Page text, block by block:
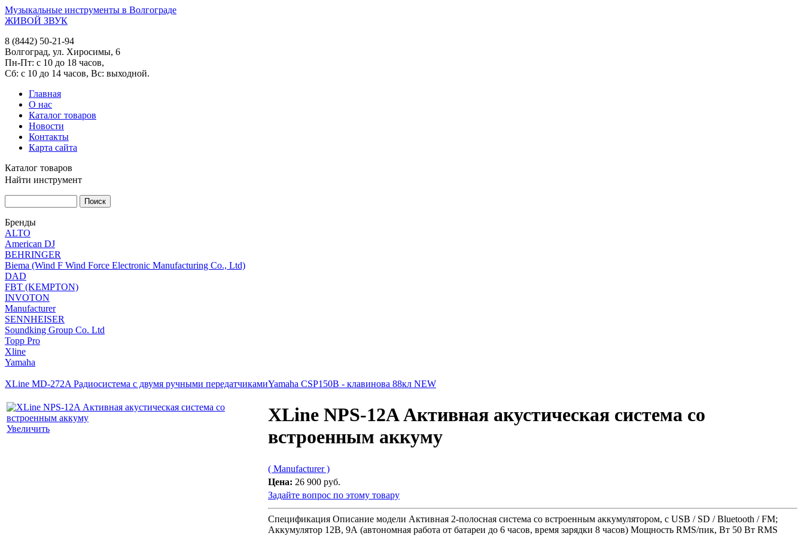
Музыкальные инструменты в Волгограде
ЖИВОЙ ЗВУК
8 (8442) 50-21-94
Волгоград, ул. Хиросимы, 6
Пн-Пт: с 10 до 18 часов,
Сб: с 10 до 14 часов, Вс: выходной.
Главная
О нас
Каталог товаров
Новости
Контакты
Карта сайта
Каталог товаров
Найти инструмент
Бренды
ALTO
American DJ
BEHRINGER
Biema (Wind F Wind Force Electronic Manufacturing Co., Ltd)
DAD
FBT (KEMPTON)
INVOTON
Manufacturer
SENNHEISER
Soundking Group Co. Ltd
Topp Pro
Xline
Yamaha
XLine MD-272A Радиосистема c двумя ручными передатчикамиYamaha CSP150B - клавинова 88кл NEW
Увеличить
XLine NPS-12A Активная акустическая система со
встроенным аккуму
( Manufacturer )
Цена: 26 900 руб.
Задайте вопрос по этому товару
Спецификация Описание модели Активная 2-полосная система со встроенным аккумулятором, с USB / SD / Bluetooth / FM;
Аккумулятор 12В, 9А (автономная работа от батареи до 6 часов, время зарядки 8 часов) Мощность RMS/пик, Вт 50 Вт RMS